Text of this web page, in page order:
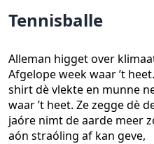
Tennisballe
Alleman higget over
Afgelope week waar ’t
shirt dè vlekte en munne
waar ’t heet. Ze zegge dè
jaóre nimt de aarde meer
aón straóling af kan geve,